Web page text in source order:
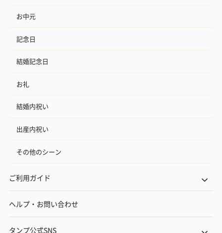
お中元
記念日
結婚記念日
お礼
結婚内祝い
出産内祝い
その他のシーン
ご利用ガイド
ヘルプ・お問い合わせ
タンプ公式SNS